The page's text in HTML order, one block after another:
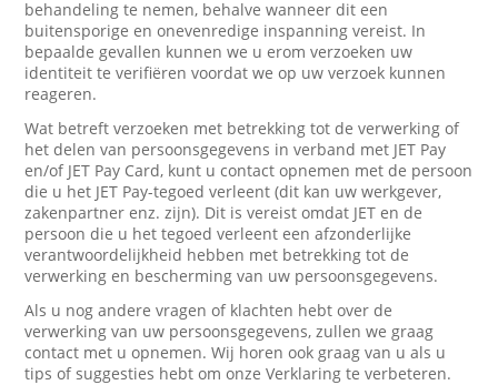
behandeling te nemen, behalve wanneer dit een
buitensporige en onevenredige inspanning vereist. In
bepaalde gevallen kunnen we u erom verzoeken uw
identiteit te verifiëren voordat we op uw verzoek kunnen
reageren.
Wat betreft verzoeken met betrekking tot de verwerking of
het delen van persoonsgegevens in verband met JET Pay
en/of JET Pay Card, kunt u contact opnemen met de persoon
die u het JET Pay-tegoed verleent (dit kan uw werkgever,
zakenpartner enz. zijn). Dit is vereist omdat JET en de
persoon die u het tegoed verleent een afzonderlijke
verantwoordelijkheid hebben met betrekking tot de
verwerking en bescherming van uw persoonsgegevens.
Als u nog andere vragen of klachten hebt over de
verwerking van uw persoonsgegevens, zullen we graag
contact met u opnemen. Wij horen ook graag van u als u
tips of suggesties hebt om onze Verklaring te verbeteren.